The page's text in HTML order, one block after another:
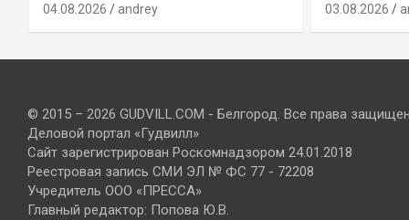
04.08.2026 andrey 03.08.2026
© 2015 – 2026 GUDVILL.COM - Белгород. Все права
Деловой портал «Гудвилл»
Сайт зарегистрирован Роскомнадзором 24.01.2018
Реестровая запись СМИ ЭЛ № ФС 77 - 72208
Учредитель ООО «ПРЕССА»
Главный редактор: Попова Ю.В.